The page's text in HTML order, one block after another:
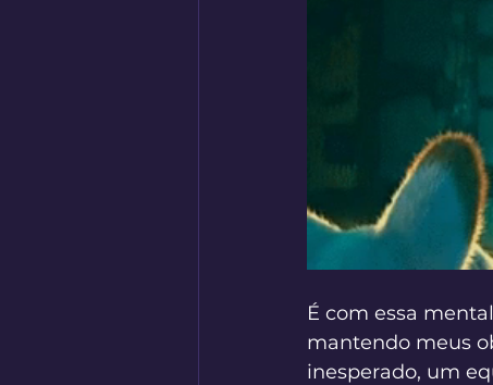
É com essa
mantendo meus
inesperado, um